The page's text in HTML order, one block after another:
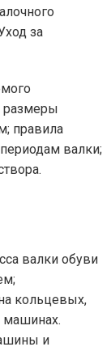
за
размеры
правила
валки;
валки обуви
кольцевых,
машинах.
и